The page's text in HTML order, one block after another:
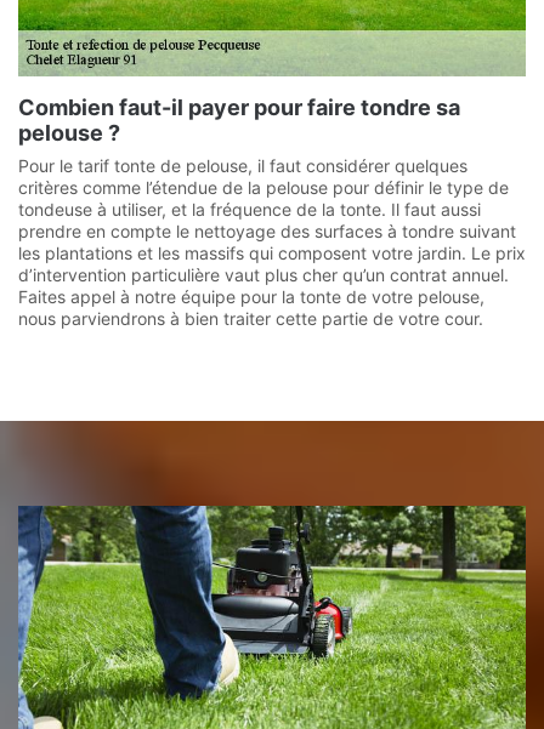
Combien faut-il payer pour faire tondre sa
pelouse ?
Pour le tarif tonte de pelouse, il faut considérer quelques
critères comme l’étendue de la pelouse pour définir le type de
tondeuse à utiliser, et la fréquence de la tonte. Il faut aussi
prendre en compte le nettoyage des surfaces à tondre suivant
les plantations et les massifs qui composent votre jardin. Le prix
d’intervention particulière vaut plus cher qu’un contrat annuel.
Faites appel à notre équipe pour la tonte de votre pelouse,
nous parviendrons à bien traiter cette partie de votre cour.